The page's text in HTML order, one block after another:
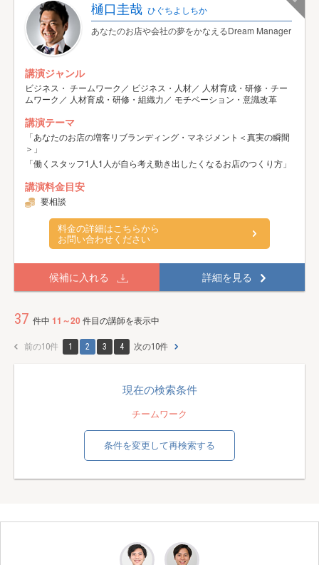
樋口圭哉 ひぐちよしちか
あなたのお店や会社の夢をかなえるDream Manager
講演ジャンル
ビジネス・ チームワーク／ ビジネス・人材／ 人材育成・研修・チー
ムワーク／ 人材育成・研修・組織力／ モチベーション・意識改革
講演テーマ
「あなたのお店の増客リブランディング・マネジメント＜真実の瞬間
＞」
「働くスタッフ1人1人が自ら考え動き出したくなるお店のつくり方」
講演料金目安
要相談
料金の詳細はこちらから
お問い合わせください
候補に入れる 詳細を見る
37 件中 11～20件目の講師を表示中
前の10件 1 2 3 4 次の10件
現在の検索条件
チームワーク
条件を変更して再検索する